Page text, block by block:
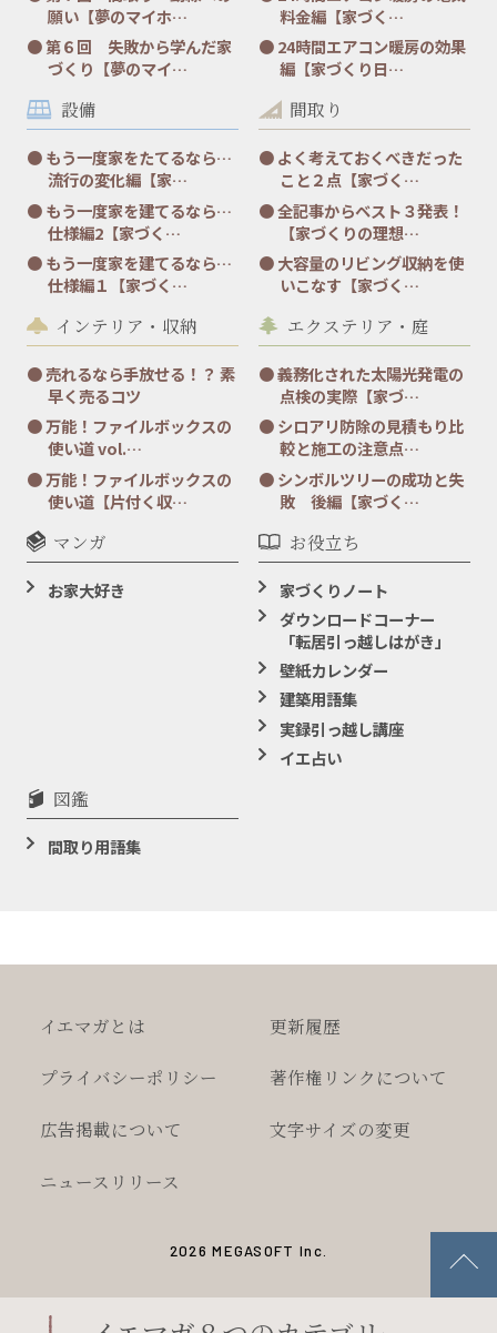
願い【夢のマイホ…
第６回 失敗から学んだ家
づくり【夢のマイ…
料金編【家づく…
24時間エアコン暖房の効果
編【家づくり日…
設備
もう一度家をたてるなら…
流行の変化編【家…
もう一度家を建てるなら…
仕様編2【家づく…
もう一度家を建てるなら…
仕様編１【家づく…
間取り
よく考えておくべきだった
こと２点【家づく…
全記事からベスト３発表！
【家づくりの理想…
大容量のリビング収納を使
いこなす【家づく…
インテリア・収納
売れるなら手放せる！？ 素
早く売るコツ
万能！ファイルボックスの
使い道 vol.…
万能！ファイルボックスの
使い道【片付く収…
エクステリア・庭
義務化された太陽光発電の
点検の実際【家づ…
シロアリ防除の見積もり比
較と施工の注意点…
シンボルツリーの成功と失
敗 後編【家づく…
マンガ
お家大好き
お役立ち
家づくりノート
ダウンロードコーナー
「転居引っ越しはがき」
壁紙カレンダー
建築用語集
実録引っ越し講座
イエ占い
図鑑
間取り用語集
イエマガとは 更新履歴
プライバシーポリシー 著作権 リンクについて
広告掲載について 文字サイズの変更
ニュースリリース
2026 MEGASOFT Inc.